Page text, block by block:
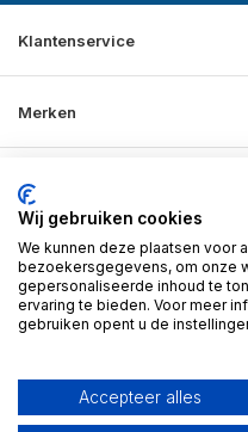
Klantenservice
Merken
Informatie
Contact
© 2026 BD Store -
Wij gebruiken cookies
We kunnen deze plaatsen voor
bezoekersgegevens, om onze
gepersonaliseerde inhoud te
ervaring te bieden. Voor meer
gebruiken opent u de
Accepteer alles